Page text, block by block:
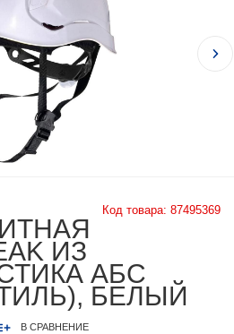
Код товара: 87495369
ИЗ
AБС
БЕЛЫЙ
В СРАВНЕНИЕ